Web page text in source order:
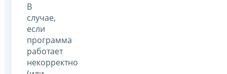
В
случае,
если
программа
работает
некорректно